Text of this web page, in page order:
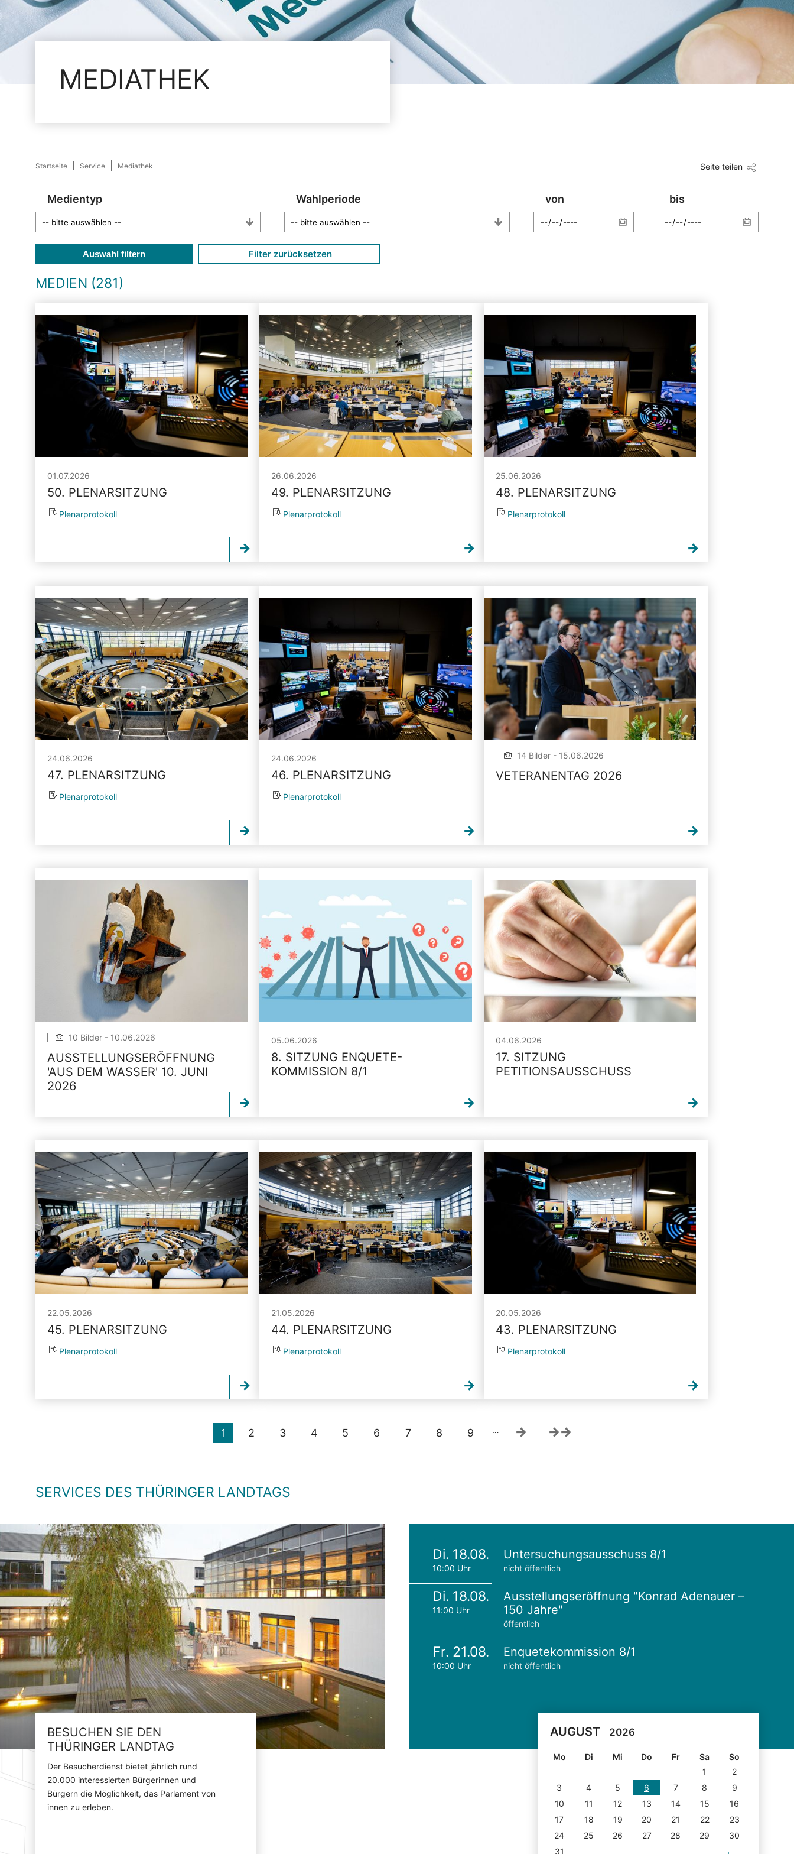
MEDIATHEK
Startseite Service Mediathek Seite teilen
Medientyp Wahlperiode von bis
Auswahl filtern Filter zurücksetzen
MEDIEN (281)
01.07.2026
50. PLENARSITZUNG
Plenarprotokoll
26.06.2026
49. PLENARSITZUNG
Plenarprotokoll
25.06.2026
48. PLENARSITZUNG
Plenarprotokoll
24.06.2026
47. PLENARSITZUNG
Plenarprotokoll
24.06.2026
46. PLENARSITZUNG
Plenarprotokoll
14 Bilder - 15.06.2026
VETERANENTAG 2026
10 Bilder - 10.06.2026
AUSSTELLUNGSERÖFFNUNG
'AUS DEM WASSER' 10. JUNI
2026
05.06.2026
8. SITZUNG ENQUETE-
KOMMISSION 8/1
04.06.2026
17. SITZUNG
PETITIONSAUSSCHUSS
22.05.2026
45. PLENARSITZUNG
Plenarprotokoll
21.05.2026
44. PLENARSITZUNG
Plenarprotokoll
20.05.2026
43. PLENARSITZUNG
Plenarprotokoll
1 2 3 4 5 6 7 8 9 …
SERVICES DES THÜRINGER LANDTAGS
BESUCHEN SIE DEN
THÜRINGER LANDTAG
Der Besucherdienst bietet jährlich rund
20.000 interessierten Bürgerinnen und
Bürgern die Möglichkeit, das Parlament von
innen zu erleben.
Di. 18.08.
10:00 Uhr
Untersuchungsausschuss 8/1
nicht öffentlich
Di. 18.08.
11:00 Uhr
Ausstellungseröffnung "Konrad Adenauer –
150 Jahre"
öffentlich
Fr. 21.08.
10:00 Uhr
Enquetekommission 8/1
nicht öffentlich
AUGUST 2026
Mo Di Mi Do Fr Sa
So
1
2
3
4 5 6 7 8
9
10
11 12 13 14 15
16
17
18 19 20 21 22
23
24
25 26 27 28 29
30
31